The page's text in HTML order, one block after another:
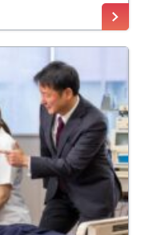
科学
医療
科学
医療
科学
医療
科学
医療